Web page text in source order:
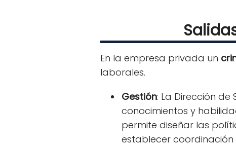
En la empresa privada un
laborales.
Gestión: La Dirección
conocimientos y
permite diseñar las
establecer